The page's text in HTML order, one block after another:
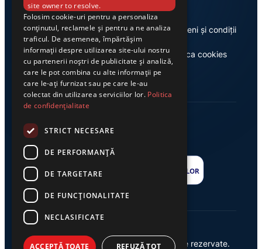
Despre noi
Casa de editură Exclusiv
Termeni și condiții
Politica cookies
© 2026 Ziarul Exclusiv – Toate drepturile rezervate.
site owner to resolve.
Folosim cookie-uri pentru a personaliza
conținutul, reclamele și pentru a ne analiza
traficul. De asemenea, împărtășim
informații despre utilizarea site-ului nostru
cu partenerii noștri de publicitate și analiză,
care le pot combina cu alte informații pe
care le-ați furnizat sau pe care le-au
colectat din utilizarea serviciilor lor. Politica
de confidențialitate
STRICT NECESARE
DE PERFORMANȚĂ
DE TARGETARE
DE FUNCŢIONALITATE
NECLASIFICATE
ACCEPTĂ TOATE REFUZĂ TOT